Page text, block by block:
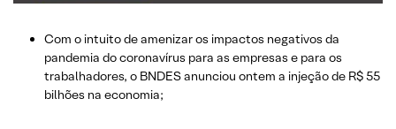
Com o intuito de amenizar os impactos negativos da
pandemia do coronavírus para as empresas e para os
trabalhadores, o BNDES anunciou ontem a injeção de R$ 55
bilhões na economia;